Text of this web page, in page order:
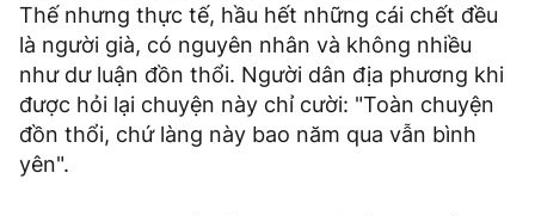
Thế nhưng thực tế, hầu hết những cái chết đều
là người già, có nguyên nhân và không nhiều
như dư luận đồn thổi. Người dân địa phương khi
được hỏi lại chuyện này chỉ cười: "Toàn chuyện
đồn thổi, chứ làng này bao năm qua vẫn bình
yên".